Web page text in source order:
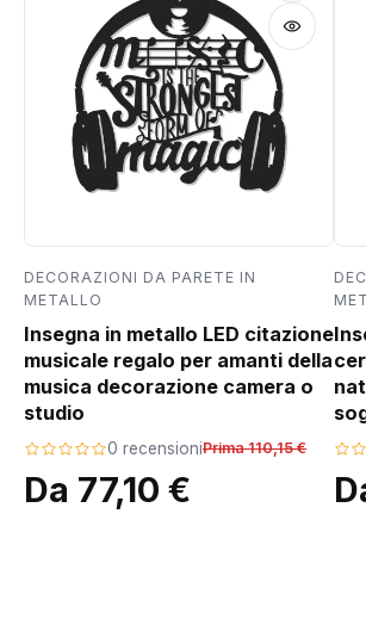
DECORAZIONI DA PARETE IN
METALLO
Insegna in metallo LED citazione
musicale regalo per amanti della
musica decorazione camera o
studio
0 recensioniPrima 110,15 €
Da 77,10 €